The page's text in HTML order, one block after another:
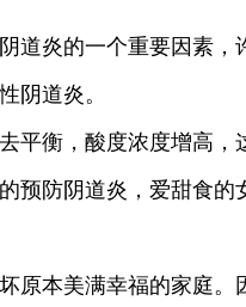
道炎的一个重要因素
阴道炎。
衡，酸度浓度增高，
预防阴道炎，爱甜食
本美满幸福的家庭。